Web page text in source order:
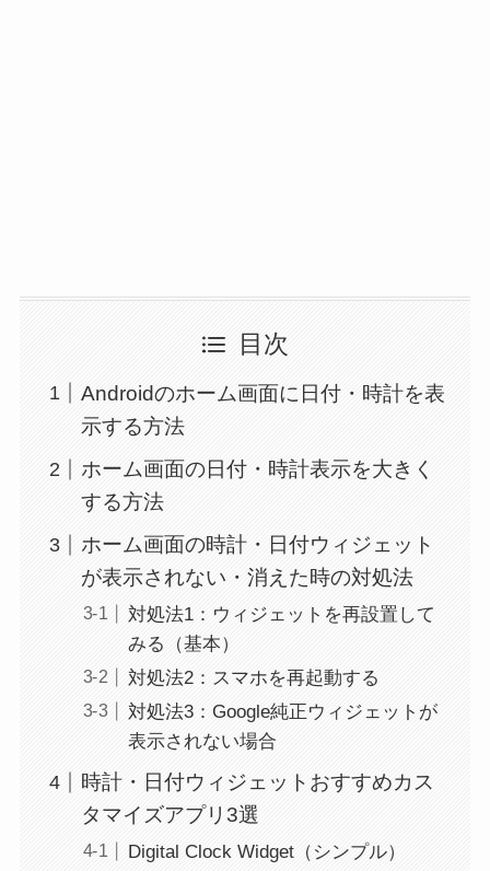
目次
Androidのホーム画面に日付・時計を表
示する方法
ホーム画面の日付・時計表示を大きく
する方法
ホーム画面の時計・日付ウィジェット
が表示されない・消えた時の対処法
対処法1：ウィジェットを再設置して
みる（基本）
対処法2：スマホを再起動する
対処法3：Google純正ウィジェットが
表示されない場合
時計・日付ウィジェットおすすめカス
タマイズアプリ3選
Digital Clock Widget（シンプル）